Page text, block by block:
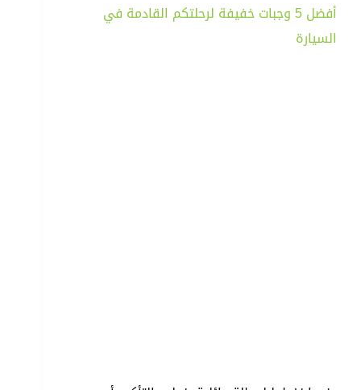
أفضل 5 وجبات خفيفة لرحلتكم القادمة في
السيارة